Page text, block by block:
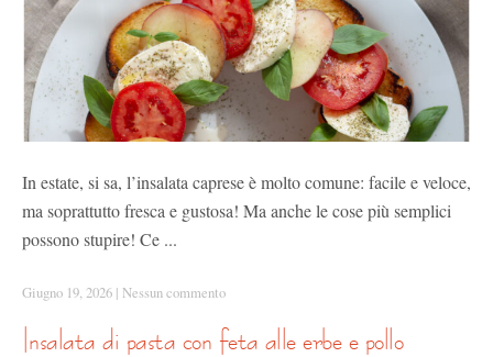
In estate, si sa, l’insalata caprese è molto comune: facile e veloce,
ma soprattutto fresca e gustosa! Ma anche le cose più semplici
possono stupire! Ce ...
Giugno 19, 2026 | Nessun commento